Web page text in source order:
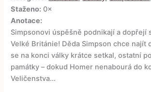
Staženo: 0×
Anotace:
Simpsonovi úspěšně podnikají a dopřejí
Velké Británie! Děda Simpson chce najít
se na konci války krátce setkal, ostatní
památky – dokud Homer nenabourá do
Veličenstva...